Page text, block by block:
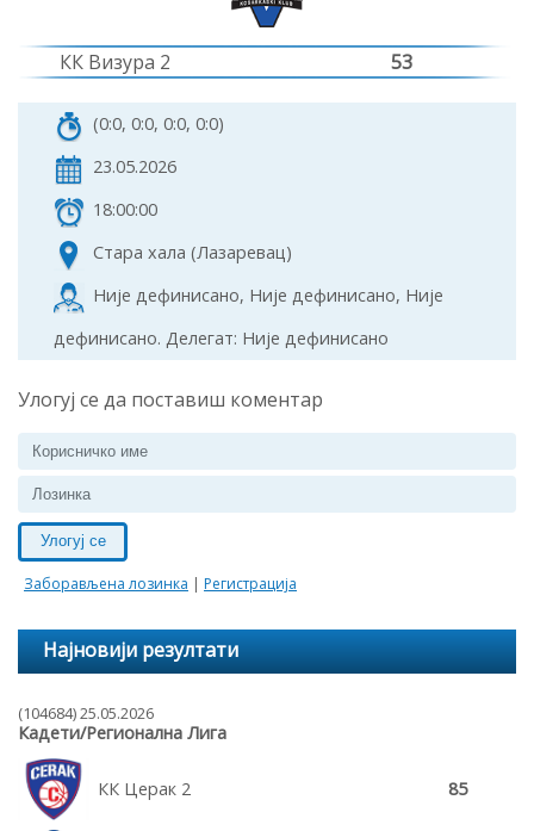
КК Визура 2 53
(0:0, 0:0, 0:0, 0:0)
23.05.2026
18:00:00
Стара хала (Лазаревац)
Није дефинисано, Није дефинисано, Није
дефинисано. Делегат: Није дефинисано
Улогуј се да поставиш коментар
Улогуј се
Заборављена лозинка | Регистрација
Најновији резултати
(104684) 25.05.2026
Кадети/Регионална Лига
КК Церак 2 85